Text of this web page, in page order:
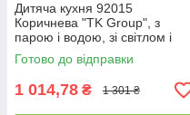
Дитяча кухня 92015
Коричнева "TK Group", з
парою і водою, зі світлом і
звуком (висота 63 см)
Готово до відправки
1 014,78 ₴ 1 301 ₴